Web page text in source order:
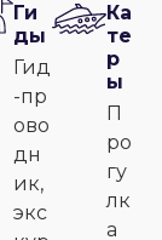
Ги
ды
Гид
-пр
ово
дн
ик,
экс
Ка
те
р
ы
П
ро
гу
лк
а